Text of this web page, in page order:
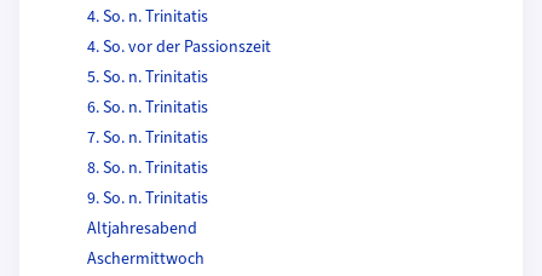
4. So. n. Trinitatis
4. So. vor der Passionszeit
5. So. n. Trinitatis
6. So. n. Trinitatis
7. So. n. Trinitatis
8. So. n. Trinitatis
9. So. n. Trinitatis
Altjahresabend
Aschermittwoch